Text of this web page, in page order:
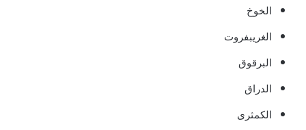
الخوخ
الغريبفروت
البرقوق
الدراق
الكمثرى